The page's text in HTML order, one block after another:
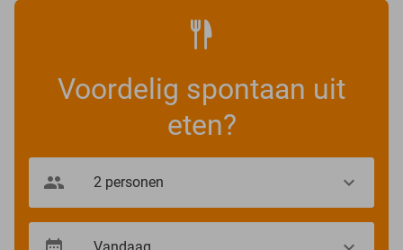
Voordelig spontaan uit
eten?